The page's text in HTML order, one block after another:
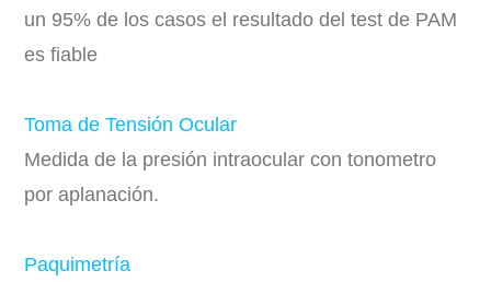
un 95% de los casos el resultado del test de PAM
es fiable
Toma de Tensión Ocular
Medida de la presión intraocular con tonometro
por aplanación.
Paquimetría